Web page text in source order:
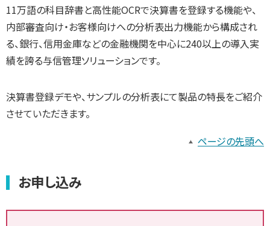
11万語の科目辞書と高性能OCRで決算書を登録する機能や、
内部審査向け・お客様向けへの分析表出力機能から構成され
る、銀行、信用金庫などの金融機関を中心に240以上の導入実
績を誇る与信管理ソリューションです。
決算書登録デモや、サンプルの分析表にて製品の特長をご紹介
させていただきます。
ページの先頭へ
お申し込み